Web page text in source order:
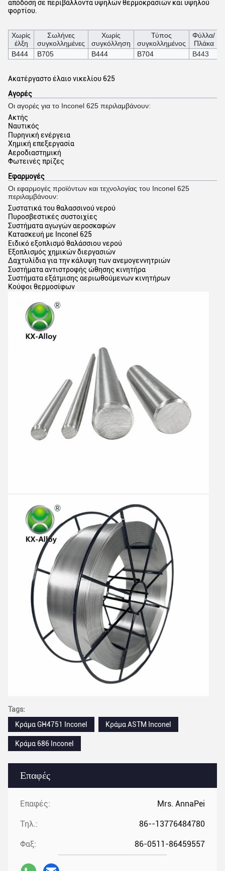
Επαφές
Επαφές: Mrs. AnnaPei
Τηλ.: 86--13776484780
Φαξ: 86-0511-86459557
απόδοση σε περιβάλλοντα υψηλών θερμοκρασιών και υψηλού
φορτίου.
Χωρίς
έλξη
Σωλήνες
συγκολλημένες
Χωρίς
συγκόλληση
Τύπος
συγκολλημένος
Φύλλα/
Πλάκα
Β444
Β705 Β444 Β704 Β443
Ακατέργαστο έλαιο νικελίου 625
Αγορές
Οι αγορές για το Inconel 625 περιλαμβάνουν:
Ακτής
Ναυτικός
Πυρηνική ενέργεια
Χημική επεξεργασία
Αεροδιαστημική
Φωτεινές πρίζες
Εφαρμογές
Οι εφαρμογές προϊόντων και τεχνολογίας του Inconel 625
περιλαμβάνουν:
Συστατικά του θαλασσινού νερού
Πυροσβεστικές συστοιχίες
Συστήματα αγωγών αεροσκαφών
Κατασκευή με Inconel 625
Ειδικό εξοπλισμό θαλάσσιου νερού
Εξοπλισμός χημικών διεργασιών
Δαχτυλίδια για την κάλυψη των ανεμογεννητριών
Συστήματα αντιστροφής ώθησης κινητήρα
Συστήματα εξάτμισης αεριωθούμενων κινητήρων
Κούφοι θερμοσίφων
Tags:
Κράμα GH4751 Inconel
Κράμα ASTM Inconel
Κράμα 686 Inconel